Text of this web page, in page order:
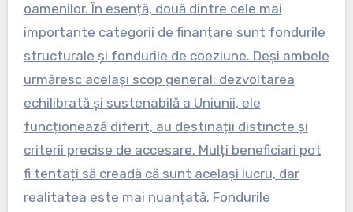
oamenilor. În esență, două dintre cele mai
importante categorii de finanțare sunt fondurile
structurale și fondurile de coeziune. Deși ambele
urmăresc același scop general: dezvoltarea
echilibrată și sustenabilă a Uniunii, ele
funcționează diferit, au destinații distincte și
criterii precise de accesare. Mulți beneficiari pot
fi tentați să creadă că sunt același lucru, dar
realitatea este mai nuanțată. Fondurile